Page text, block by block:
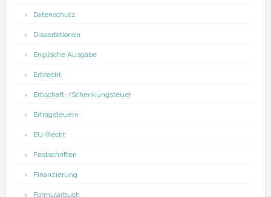
Datenschutz
Dissertationen
Englische Ausgabe
Erbrecht
Erbschaft-/Schenkungsteuer
Ertragsteuern
EU-Recht
Festschriften
Finanzierung
Formularbuch